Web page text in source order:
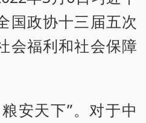
国政协十三届五次
会福利和社会保障
安天下”。对于中